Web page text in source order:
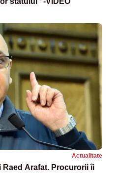
Actualitate
Raed Arafat. Procurorii îi